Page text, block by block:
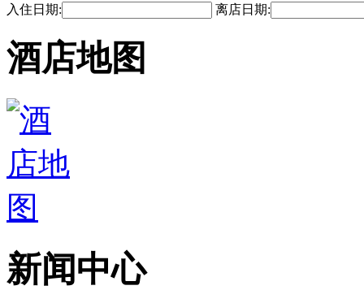
入住日期: 离店日期:
酒店地图
新闻中心